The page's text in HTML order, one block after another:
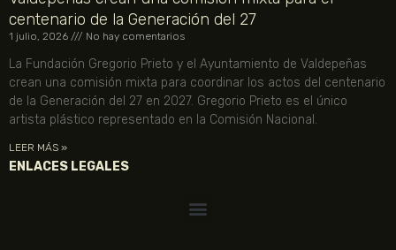
centenario de la Generación del 27
1 julio, 2026 No hay comentarios
La Fundación Gregorio Prieto y el Ayuntamiento de Valdepeñas
crean una comisión mixta para coordinar los actos del centenario
de la Generación del 27 en 2027. Gregorio Prieto es el único
artista plástico representado en la Comisión Nacional.
LEER MÁS »
ENLACES LEGALES